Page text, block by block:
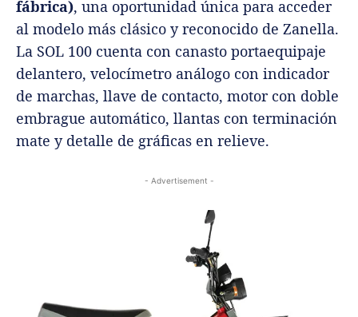
fábrica), una oportunidad única para acceder
al modelo más clásico y reconocido de Zanella.
La SOL 100 cuenta con canasto portaequipaje
delantero, velocímetro análogo con indicador
de marchas, llave de contacto, motor con doble
embrague automático, llantas con terminación
mate y detalle de gráficas en relieve.
- Advertisement -